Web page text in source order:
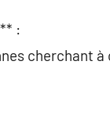
:
cherchant